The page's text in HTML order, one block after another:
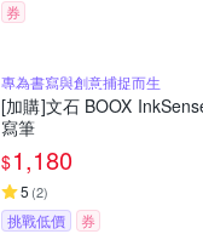
券
專為書寫與創意捕捉而生
[加購]文石 BOOX
寫筆
$1,180
5 (2)
挑戰低價
券